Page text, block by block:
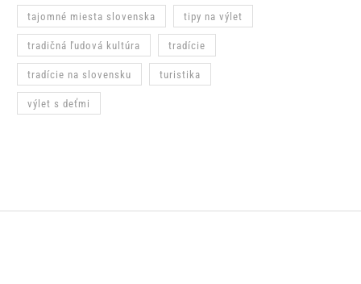
tajomné miesta slovenska tipy na výlet
tradičná ľudová kultúra tradície
tradície na slovensku turistika
výlet s deťmi